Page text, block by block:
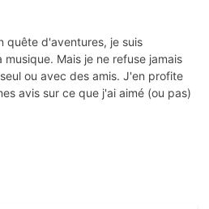
quête d'aventures, je suis
Mais je ne refuse jamais
ou avec des amis. J'en profite
avis sur ce que j'ai aimé (ou pas)